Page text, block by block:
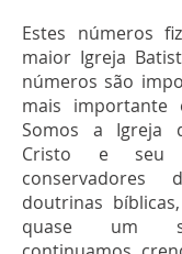
Estes números
maior Igreja
números são
mais
Somos a Igreja
Cristo e seu
doutrinas
quase um